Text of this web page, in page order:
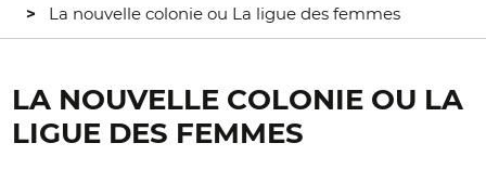
La nouvelle colonie ou La ligue des femmes
LA NOUVELLE COLONIE OU LA
LIGUE DES FEMMES